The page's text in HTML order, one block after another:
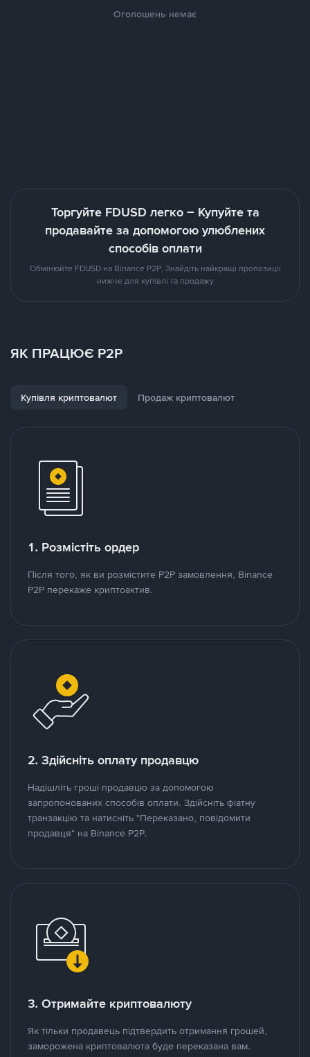
Оголошень немає
Торгуйте FDUSD легко – Купуйте та
продавайте за допомогою улюблених
способів оплати
Обмінюйте FDUSD на Binance P2P. Знайдіть найкращі пропозиції
нижче для купівлі та продажу
ЯК ПРАЦЮЄ P2P
Купівля криптовалют Продаж криптовалют
1. Розмістіть ордер
Після того, як ви розмістите P2P замовлення, Binance
P2P перекаже криптоактив.
2. Здійсніть оплату продавцю
Надішліть гроші продавцю за допомогою
запропонованих способів оплати. Здійсніть фіатну
транзакцію та натисніть "Переказано, повідомити
продавця" на Binance P2P.
3. Отримайте криптовалюту
Як тільки продавець підтвердить отримання грошей,
заморожена криптовалюта буде переказана вам.